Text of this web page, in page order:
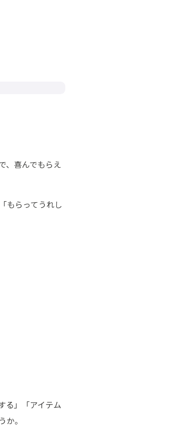
、喜んでもらえ
もらってうれし
る」「アイテム
。